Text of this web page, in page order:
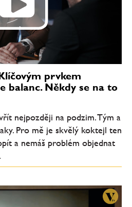
prvkem
balanc. Někdy se na to
nejpozději na podzim. Tým a
Pro mě je skvělý koktejl ten
a nemáš problém objednat